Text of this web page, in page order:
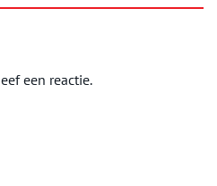
een reactie.